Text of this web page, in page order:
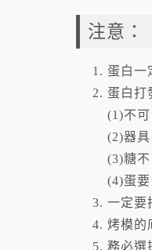
注意：
蛋白一
蛋白打
(1)不
(2)器
(3)糖
(4)蛋
一定要
烤模的
務必選